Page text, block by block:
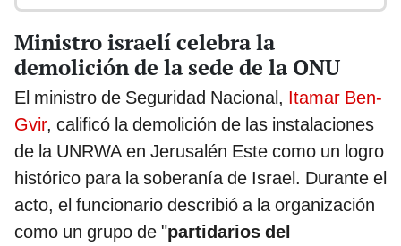
Ministro israelí celebra la
demolición de la sede de la ONU
El ministro de Seguridad Nacional, Itamar Ben-
Gvir, calificó la demolición de las instalaciones
de la UNRWA en Jerusalén Este como un logro
histórico para la soberanía de Israel. Durante el
acto, el funcionario describió a la organización
como un grupo de "partidarios del